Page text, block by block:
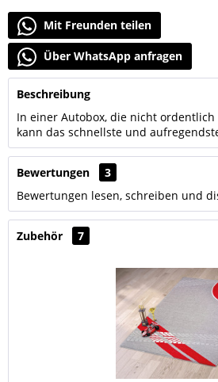
Mit Freunden teilen
Über WhatsApp anfragen
Beschreibung
In einer Autobox, die nicht
kann das schnellste und
Bewertungen
3
Bewertungen lesen, schreiben und
Zubehör 7